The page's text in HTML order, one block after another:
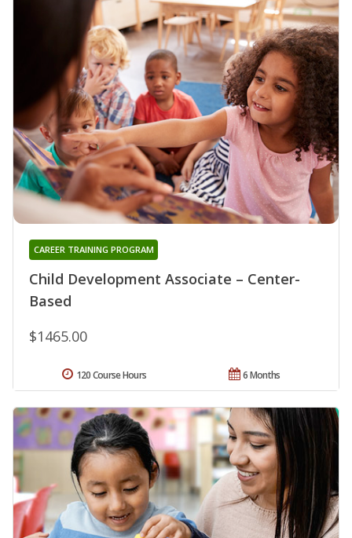
Child Development Associate – Center-
Based
CAREER TRAINING PROGRAM
$1465.00
6 Months
120 Course Hours